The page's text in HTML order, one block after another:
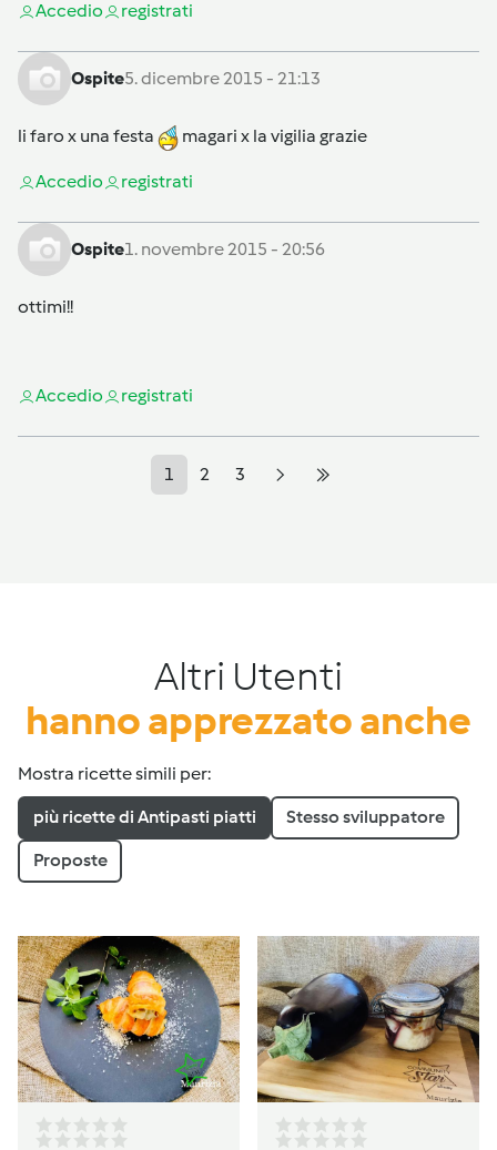
Accedio registrati
Ospite5. dicembre 2015 - 21:13
li faro x una festa magari x la vigilia grazie
Accedio registrati
Ospite1. novembre 2015 - 20:56
ottimi!!
Accedio registrati
1 2 3
Altri Utenti
hanno apprezzato anche
Mostra ricette simili per:
più ricette di Antipasti piatti Stesso sviluppatore
Proposte